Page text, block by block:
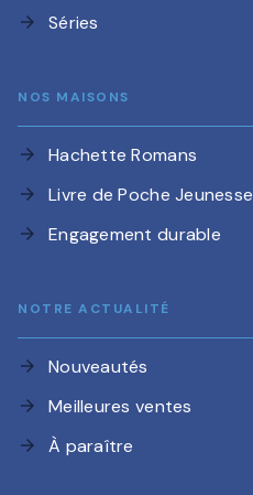
arrow_forward Séries
NOS MAISONS
arrow_forward Hachette Romans
arrow_forward Livre de Poche Jeunesse
arrow_forward Engagement durable
NOTRE ACTUALITÉ
arrow_forward Nouveautés
arrow_forward Meilleures ventes
arrow_forward À paraître